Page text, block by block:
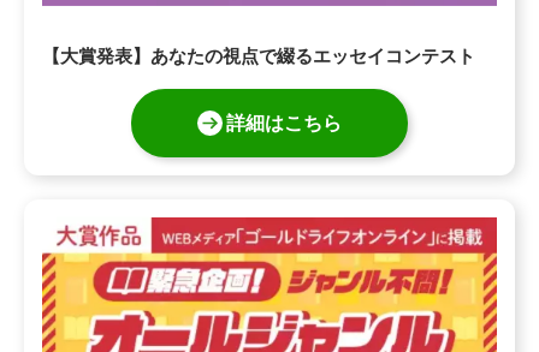
【大賞発表】あなたの視点で綴るエッセイコンテスト
詳細はこちら